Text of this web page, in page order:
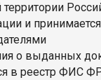
территории
и
о выданных
в реестр ФИС